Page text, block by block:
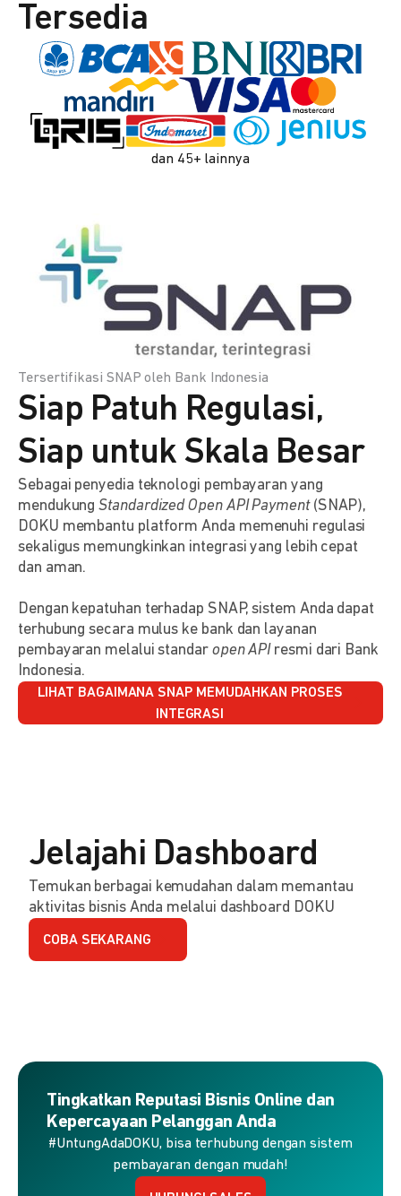
Tersedia
dan 45+ lainnya
Tersertifikasi SNAP oleh Bank Indonesia
Siap Patuh Regulasi,
Siap untuk Skala Besar
Sebagai penyedia teknologi pembayaran yang
mendukungStandardized Open API Payment(SNAP),
DOKU membantu platform Anda memenuhi regulasi
sekaligus memungkinkan integrasi yang lebih cepat
dan aman.
Dengan kepatuhan terhadap SNAP, sistem Anda dapat
terhubung secara mulus ke bank dan layanan
pembayaran melalui standar open APIresmi dari Bank
Indonesia.
LIHAT BAGAIMANA SNAP MEMUDAHKAN PROSES
INTEGRASI
Jelajahi Dashboard
Temukan berbagai kemudahan dalam memantau
aktivitas bisnis Anda melalui dashboard DOKU
COBA SEKARANG
Tingkatkan Reputasi Bisnis Online dan
Kepercayaan Pelanggan Anda
#UntungAdaDOKU, bisa terhubung dengan sistem
pembayaran dengan mudah!